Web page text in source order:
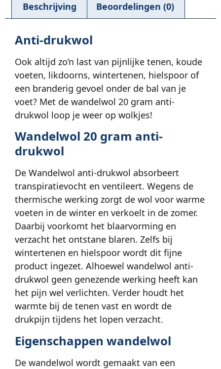
Beschrijving Beoordelingen (0)
Anti-drukwol
Ook altijd zo’n last van pijnlijke tenen, koude
voeten, likdoorns, wintertenen, hielspoor of
een branderig gevoel onder de bal van je
voet? Met de wandelwol 20 gram anti-
drukwol loop je weer op wolkjes!
Wandelwol 20 gram anti-
drukwol
De Wandelwol anti-drukwol absorbeert
transpiratievocht en ventileert. Wegens de
thermische werking zorgt de wol voor warme
voeten in de winter en verkoelt in de zomer.
Daarbij voorkomt het blaarvorming en
verzacht het ontstane blaren. Zelfs bij
wintertenen en hielspoor wordt dit fijne
product ingezet. Alhoewel wandelwol anti-
drukwol geen genezende werking heeft kan
het pijn wel verlichten. Verder houdt het
warmte bij de tenen vast en wordt de
drukpijn tijdens het lopen verzacht.
Eigenschappen wandelwol
De wandelwol wordt gemaakt van een